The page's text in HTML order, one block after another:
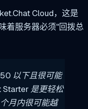
Cloud，这是
着服务器必须"回拨总
以下且很可能
Starter 是更轻松
月内很可能越